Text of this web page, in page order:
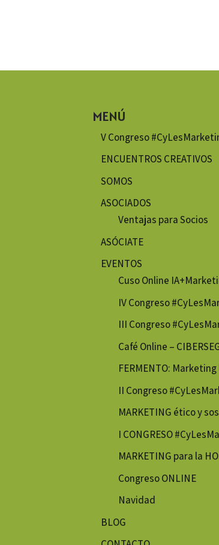
MENÚ
V Congreso
ENCUENTROS CREATIVOS
SOMOS
ASOCIADOS
Ventajas para Socios
ASÓCIATE
EVENTOS
Cuso Online
IV Congreso
III Congreso
Café Online –
FERMENTO:
II Congreso
MARKETING ético y
I CONGRESO
MARKETING para la
Congreso ONLINE
Navidad
BLOG